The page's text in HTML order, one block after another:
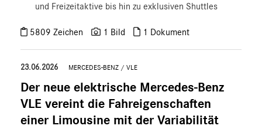
und Freizeitaktive bis hin zu exklusiven Shuttles
5809 Zeichen 1 Bild 1 Dokument
23.06.2026 MERCEDES-BENZ / VLE
Der neue elektrische Mercedes-Benz
VLE vereint die Fahreigenschaften
einer Limousine mit der Variabilität